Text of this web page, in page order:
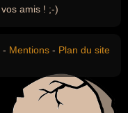
amis ! ;-)
- Mentions - Plan du site